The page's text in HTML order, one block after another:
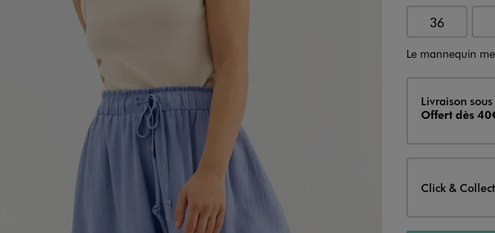
36
Le mannequin
Livraison
Livraison
Offert dès
Click &